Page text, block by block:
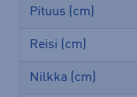
Pituus (cm)
Reisi (cm)
Nilkka (cm)